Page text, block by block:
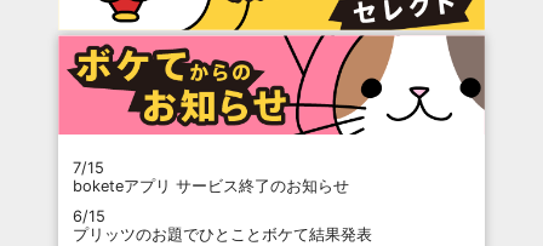
7/15
boketeアプリ サービス終了のお知らせ
6/15
プリッツのお題でひとことボケて結果発表